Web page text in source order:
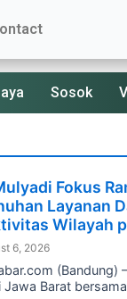
Sosok
Fokus
Layanan
Wilayah
6, 2026
(Bandung)
Jawa Barat bersama